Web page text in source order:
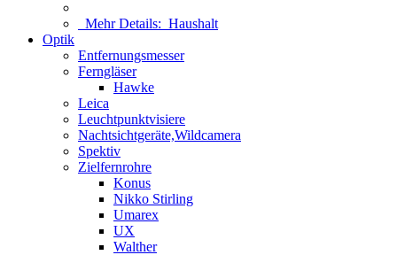
Mehr Details: Haushalt
Optik
Entfernungsmesser
Ferngläser
Hawke
Leica
Leuchtpunktvisiere
Nachtsichtgeräte,Wildcamera
Spektiv
Zielfernrohre
Konus
Nikko Stirling
Umarex
UX
Walther